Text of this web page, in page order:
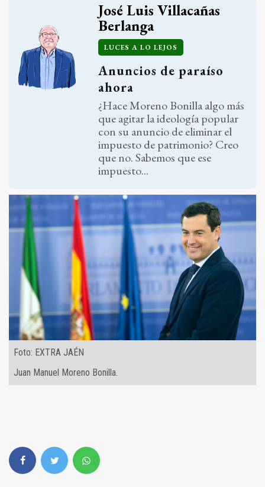
José Luis Villacañas
Berlanga
LUCES A LO LEJOS
Anuncios de paraíso
ahora
¿Hace Moreno Bonilla algo más
que agitar la ideología popular
con su anuncio de eliminar el
impuesto de patrimonio? Creo
que no. Sabemos que ese
impuesto...
Foto: EXTRA JAÉN
Juan Manuel Moreno Bonilla.